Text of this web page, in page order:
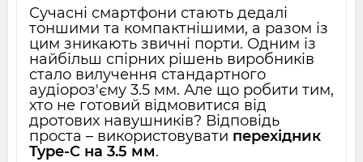
Сучасні смартфони стають дедалі
тоншими та компактнішими, а разом із
цим зникають звичні порти. Одним із
найбільш спірних рішень виробників
стало вилучення стандартного
аудіороз'єму 3.5 мм. Але що робити тим,
хто не готовий відмовитися від
дротових навушників? Відповідь
проста – використовувати перехідник
Type-C на 3.5 мм.